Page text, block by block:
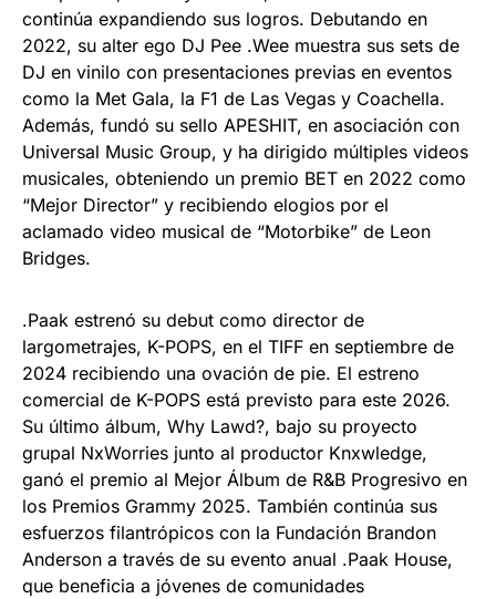
continúa expandiendo sus logros. Debutando en
2022, su alter ego DJ Pee .Wee muestra sus sets de
DJ en vinilo con presentaciones previas en eventos
como la Met Gala, la F1 de Las Vegas y Coachella.
Además, fundó su sello APESHIT, en asociación con
Universal Music Group, y ha dirigido múltiples videos
musicales, obteniendo un premio BET en 2022 como
“Mejor Director” y recibiendo elogios por el
aclamado video musical de “Motorbike” de Leon
Bridges.
.Paak estrenó su debut como director de
largometrajes, K-POPS, en el TIFF en septiembre de
2024 recibiendo una ovación de pie. El estreno
comercial de K-POPS está previsto para este 2026.
Su último álbum, Why Lawd?, bajo su proyecto
grupal NxWorries junto al productor Knxwledge,
ganó el premio al Mejor Álbum de R&B Progresivo en
los Premios Grammy 2025. También continúa sus
esfuerzos filantrópicos con la Fundación Brandon
Anderson a través de su evento anual .Paak House,
que beneficia a jóvenes de comunidades